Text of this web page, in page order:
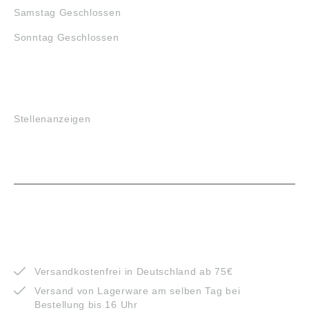
Samstag Geschlossen
Sonntag Geschlossen
Stellenanzeigen
Versandkostenfrei in Deutschland ab 75€
Versand von Lagerware am selben Tag bei
Bestellung bis 16 Uhr